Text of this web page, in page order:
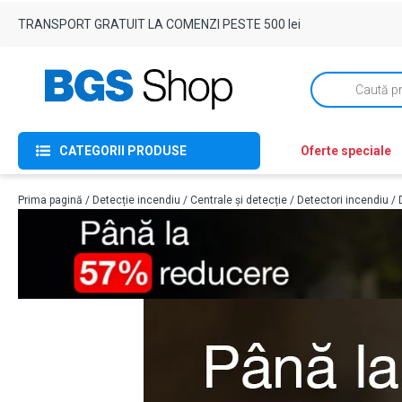
TRANSPORT GRATUIT LA COMENZI PESTE 500 lei
Products
search
CATEGORII PRODUSE Oferte speciale
Prima pagină / Detecție incendiu / Centrale și detecție / Detectori incendiu /